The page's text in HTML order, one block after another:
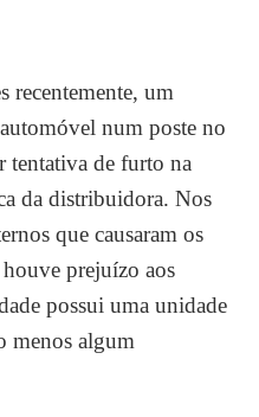
recentemente, um
num poste no
tentativa de furto na
da distribuidora. Nos
que causaram os
prejuízo aos
possui uma unidade
menos algum